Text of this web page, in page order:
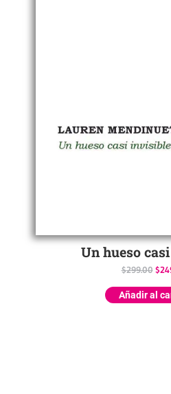
Un hueso
$299.00 $
Añadir al